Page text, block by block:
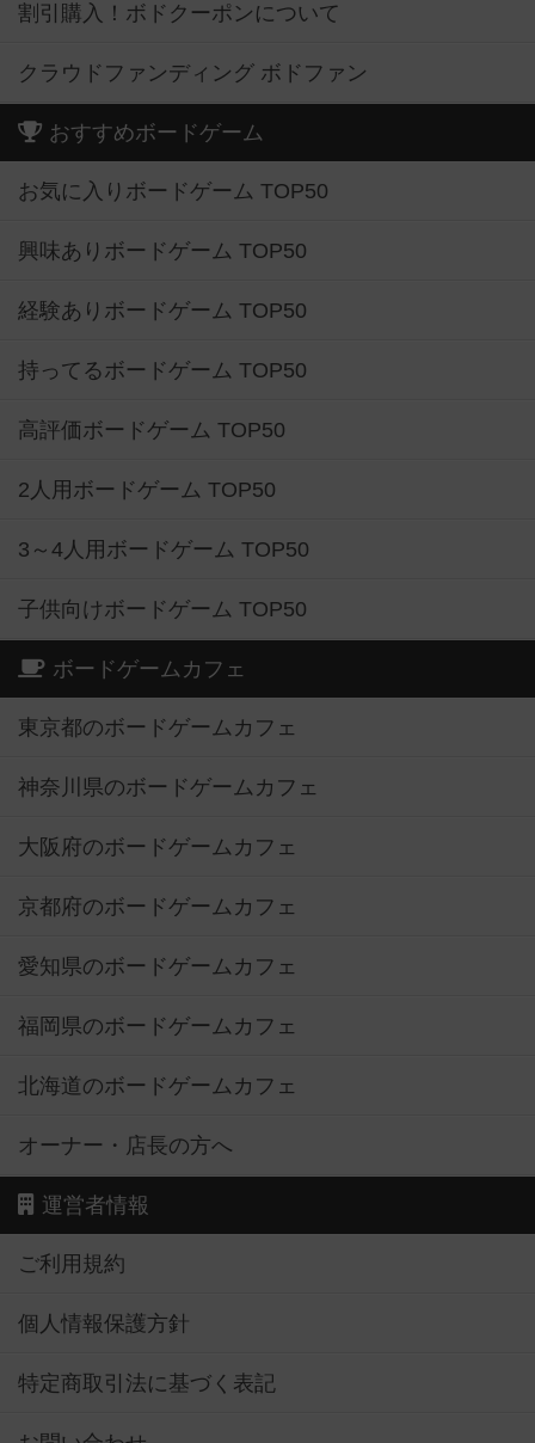
割引購入！ボドクーポンについて
クラウドファンディング ボドファン
おすすめボードゲーム
お気に入りボードゲーム TOP50
興味ありボードゲーム TOP50
経験ありボードゲーム TOP50
持ってるボードゲーム TOP50
高評価ボードゲーム TOP50
2人用ボードゲーム TOP50
3～4人用ボードゲーム TOP50
子供向けボードゲーム TOP50
ボードゲームカフェ
東京都のボードゲームカフェ
神奈川県のボードゲームカフェ
大阪府のボードゲームカフェ
京都府のボードゲームカフェ
愛知県のボードゲームカフェ
福岡県のボードゲームカフェ
北海道のボードゲームカフェ
オーナー・店長の方へ
運営者情報
ご利用規約
個人情報保護方針
特定商取引法に基づく表記